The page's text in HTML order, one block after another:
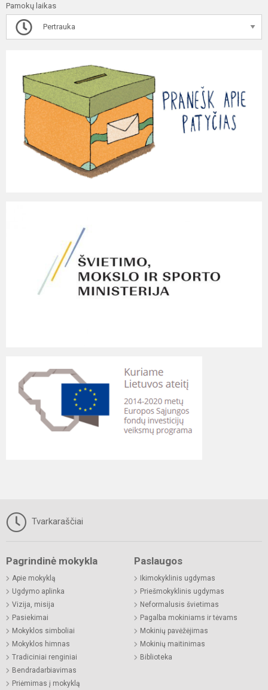
Pamokų laikas
Pertrauka
Tvarkaraščiai
Pagrindinė mokykla
Apie mokyklą
Ugdymo aplinka
Vizija, misija
Pasiekimai
Mokyklos simboliai
Mokyklos himnas
Tradiciniai renginiai
Bendradarbiavimas
Priėmimas į mokyklą
Paslaugos
Ikimokyklinis ugdymas
Priešmokyklinis ugdymas
Neformalusis švietimas
Pagalba mokiniams ir tėvams
Mokinių pavėžėjimas
Mokinių maitinimas
Biblioteka